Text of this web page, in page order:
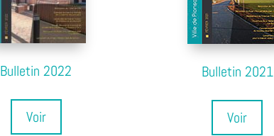
Bulletin 2022
Voir
Bulletin 2021
Voir